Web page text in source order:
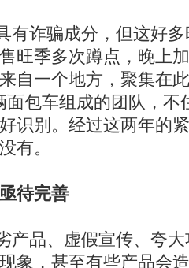
有诈骗成分，但这好
旺季多次蹲点，晚上
自一个地方，聚集在
面包车组成的团队，不
识别。经过这两年的
有。
待完善
产品、虚假宣传、夸
象，甚至有些产品会